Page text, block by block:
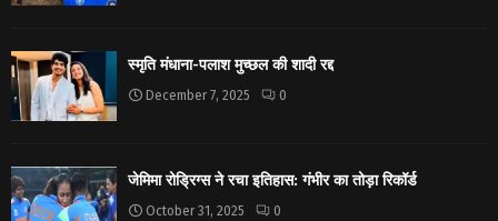
स्मृति मंधाना-पलाश मुच्छल की शादी रद्द
December 7, 2025 0
जेमिमा रोड्रिग्स ने रचा इतिहास: गंभीर का तोड़ा रिकॉर्ड
October 31, 2025 0